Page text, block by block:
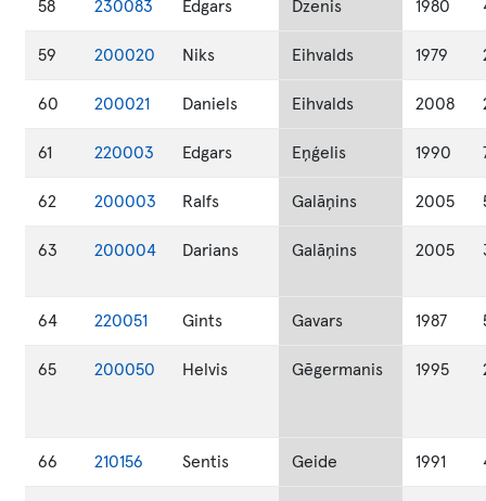
58 230083 Edgars Dzenis 1980
59 200020 Niks Eihvalds 1979
60 200021 Daniels Eihvalds 2008
61 220003 Edgars Eņģelis 1990
62 200003 Ralfs Galāņins 2005
63 200004 Darians Galāņins 2005
64 220051 Gints Gavars 1987
65 200050 Helvis Gēgermanis 1995
66 210156 Sentis Geide 1991